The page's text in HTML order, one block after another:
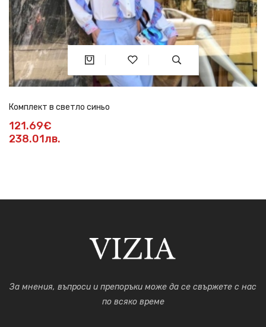
Комплект в светло синьо
121.69€
238.01лв.
За мнения, въпроси и препоръки може да се свържете с нас
по всяко време